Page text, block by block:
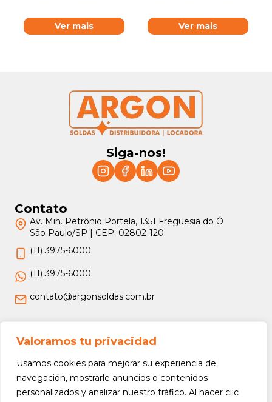
Valoramos tu privacidad
Usamos cookies para mejorar su experiencia de
navegación, mostrarle anuncios o contenidos
personalizados y analizar nuestro tráfico. Al hacer clic
Ver mais Ver mais
Siga-nos!
Contato
Av. Min. Petrônio Portela, 1351 Freguesia do Ó
São Paulo/SP | CEP: 02802-120
(11) 3975-6000
(11) 3975-6000
contato@argonsoldas.com.br
Jurídico
Termos e Condições
Política de Privacidade
Política de Devolução e Reembolso